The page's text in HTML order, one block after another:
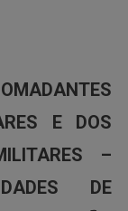
E DOS
–
DE